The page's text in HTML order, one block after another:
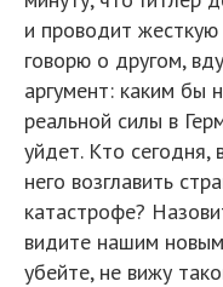
и проводит
говорю о другом,
аргумент: каким бы
реальной силы в
уйдет. Кто сегодня,
него возглавить
катастрофе?
видите нашим
убейте, не вижу